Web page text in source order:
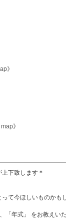
》
》
下致します＊
て今ほしいものかも
「年式」 をお教えい